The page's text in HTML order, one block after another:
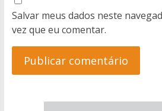
Salvar meus dados neste
vez que eu comentar.